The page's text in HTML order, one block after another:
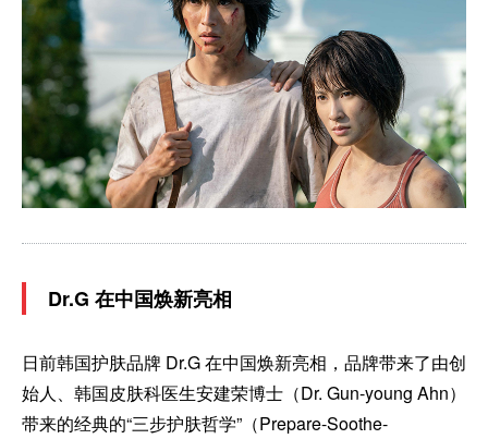
Dr.G 在中国焕新亮相
日前韩国护肤品牌 Dr.G 在中国焕新亮相，品牌带来了由创
始人、韩国皮肤科医生安建荣博士（Dr. Gun-young Ahn）
带来的经典的“三步护肤哲学”（Prepare-Soothe-